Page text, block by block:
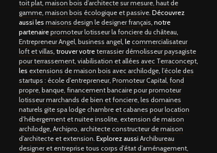
toit plat, maison bois d’architecte sur mesure, haut de
gamme, maison bois écologique et passive. Découvrez
aussi les maisons design le designer français, notre
partenairepromoteur lotisseur la fonciere du château,
Entrepreneur Angel, business angel, lecommercialisateur
loft et villas, trouver votreterrassier démolisseur paysagiste
pour terrassement, viabilisation et allées avec Terraconcept,
les extensions de maison bois avec archilodge, l’école des
startups : école d’entrepreneur, Promoteur Capital, fond
propre, banque, financement bancaire pour promoteur
lotisseur marchands de bien et fonciere, les domaines
naturels gite spa lodge chambre et cabanes pour location
d’hébergement et nuitee insolite, extension de maison
archilodge, Archipro, architecte constructeur de maison
d’architecte et extension. Explorez aussi Archibureau
designer et entreprise tous corps d’état d’aménagement,